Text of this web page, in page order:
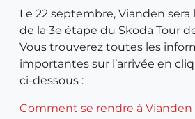
Le 22 septembre, Vianden sera
de la 3e étape du Skoda Tour
Vous trouverez toutes les
importantes sur l’arrivée en
ci-dessous :
Comment se rendre à Vianden